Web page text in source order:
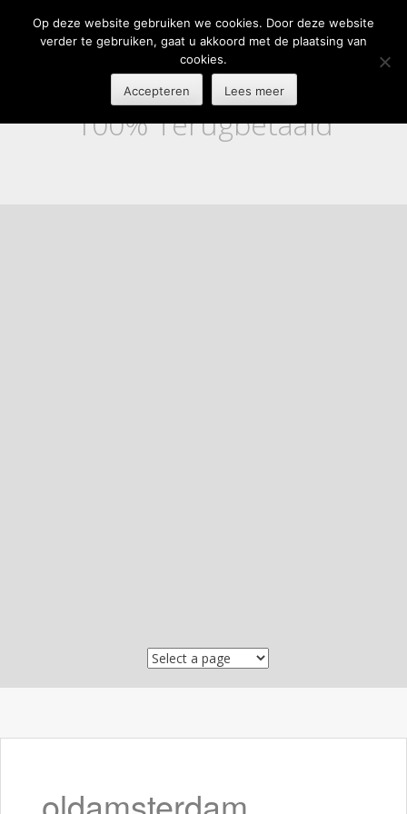
100% Terugbetaald
Op deze website gebruiken we cookies. Door deze website
verder te gebruiken, gaat u akkoord met de plaatsing van
cookies.
Accepteren Lees meer